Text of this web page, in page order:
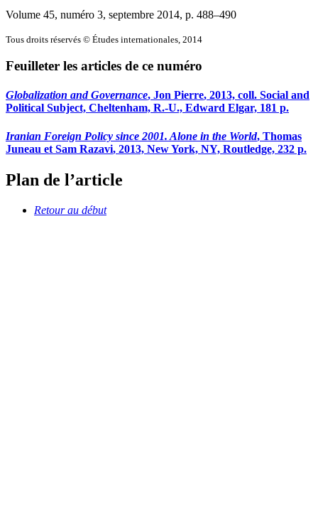
Volume 45, numéro 3, septembre 2014, p. 488–490
Tous droits réservés © Études internationales, 2014
Feuilleter les articles de ce numéro
Globalization and Governance, Jon Pierre, 2013, coll. Social and
Political Subject, Cheltenham, R.-U., Edward Elgar, 181 p.
Iranian Foreign Policy since 2001. Alone in the World, Thomas
Juneau et Sam Razavi, 2013, New York, NY, Routledge, 232 p.
Plan de l’article
Retour au début